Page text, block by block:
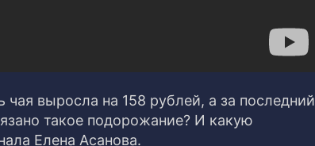
выросла на 158 рублей, а за последний
такое подорожание? И какую
Елена Асанова.